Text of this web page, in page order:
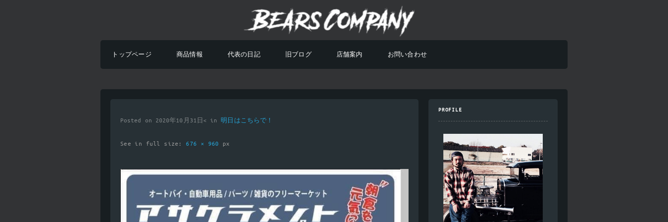
トップページ 商品情報 代表の日記 旧ブログ 店舗案内 お問い合わせ
Posted on 2020年10月31日< in明日はこちらで！
See in full size:676 × 960 px
PROFILE